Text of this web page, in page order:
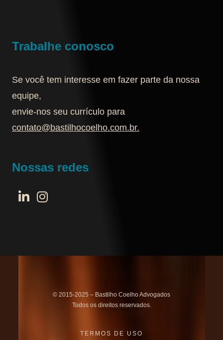
Trabalhe conosco
Se você tem interesse em fazer parte da nossa
equipe,
envie-nos seu currículo para
contato@bastilhocoelho.com.br.
Nossas redes
© 2015-2025 – Bastilho Coelho Advogados
Todos os direitos reservados.
TERMOS DE USO